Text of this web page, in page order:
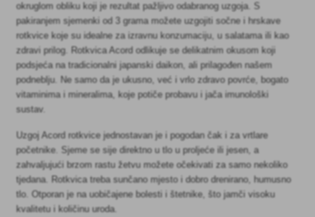
okruglom obliku koji je rezultat pažljivo odabranog uzgoja. S
pakiranjem sjemenki od 3 grama možete uzgojiti sočne i hrskave
rotkvice koje su idealne za izravnu konzumaciju, u salatama ili kao
zdravi prilog. Rotkvica Acord odlikuje se delikatnim okusom koji
podsjeća na tradicionalni japanski daikon, ali prilagođen našem
podneblju. Ne samo da je ukusno, već i vrlo zdravo povrće, bogato
vitaminima i mineralima, koje potiče probavu i jača imunološki
sustav.
Uzgoj Acord rotkvice jednostavan je i pogodan čak i za vrtlare
početnike. Sjeme se sije direktno u tlo u proljeće ili jesen, a
zahvaljujući brzom rastu žetvu možete očekivati za samo nekoliko
tjedana. Rotkvica treba sunčano mjesto i dobro drenirano, humusno
tlo. Otporan je na uobičajene bolesti i štetnike, što jamči visoku
kvalitetu i količinu uroda.